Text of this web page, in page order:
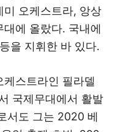
미 오케스트라, 앙상
에 올랐다. 국내에
을 지휘한 바 있다.
스트라인 필라델
국제무대에서 활발
서도 그는 2020 베